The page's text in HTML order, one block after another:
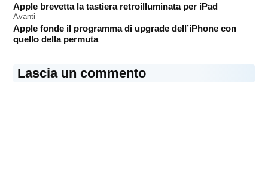
Mac
App
Store
articoli
Apple brevetta la tastiera retroilluminata per iPad
Avanti
Apple fonde il programma di upgrade dell’iPhone con
quello della permuta
Lascia un commento